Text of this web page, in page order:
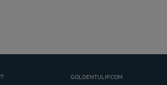
GOLDENTULIP.COM